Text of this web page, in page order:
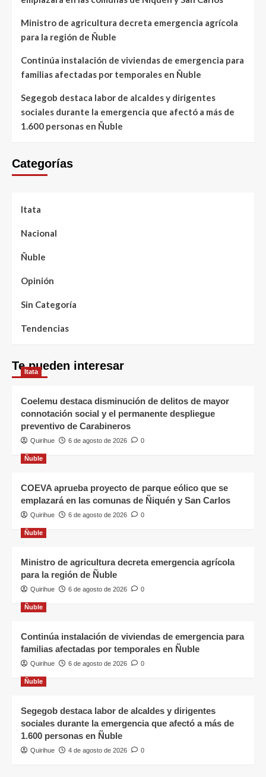
Ministro de agricultura decreta emergencia agrícola
para la región de Ñuble
Continúa instalación de viviendas de emergencia para
familias afectadas por temporales en Ñuble
Segegob destaca labor de alcaldes y dirigentes
sociales durante la emergencia que afectó a más de
1.600 personas en Ñuble
Categorías
Itata
Nacional
Ñuble
Opinión
Sin Categoría
Tendencias
Te pueden interesar
Itata
Coelemu destaca disminución de delitos de mayor
connotación social y el permanente despliegue
preventivo de Carabineros
Quirihue 6 de agosto de 2026 0
Ñuble
COEVA aprueba proyecto de parque eólico que se
emplazará en las comunas de Ñiquén y San Carlos
Quirihue 6 de agosto de 2026 0
Ñuble
Ministro de agricultura decreta emergencia agrícola
para la región de Ñuble
Quirihue 6 de agosto de 2026 0
Ñuble
Continúa instalación de viviendas de emergencia para
familias afectadas por temporales en Ñuble
Quirihue 6 de agosto de 2026 0
Ñuble
Segegob destaca labor de alcaldes y dirigentes
sociales durante la emergencia que afectó a más de
1.600 personas en Ñuble
Quirihue 4 de agosto de 2026 0